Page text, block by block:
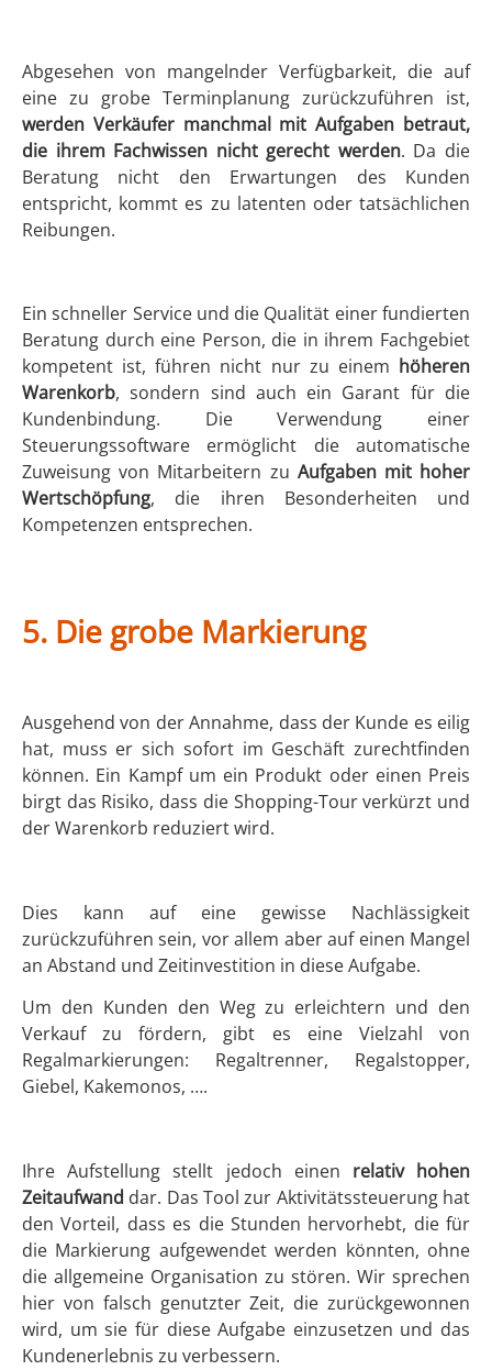
Abgesehen von mangelnder Verfügbarkeit, die auf
eine zu grobe Terminplanung zurückzuführen ist,
werden Verkäufer manchmal mit Aufgaben betraut,
die ihrem Fachwissen nicht gerecht werden. Da die
Beratung nicht den Erwartungen des Kunden
entspricht, kommt es zu latenten oder tatsächlichen
Reibungen.
Ein schneller Service und die Qualität einer fundierten
Beratung durch eine Person, die in ihrem Fachgebiet
kompetent ist, führen nicht nur zu einem höheren
Warenkorb, sondern sind auch ein Garant für die
Kundenbindung. Die Verwendung einer
Steuerungssoftware ermöglicht die automatische
Zuweisung von Mitarbeitern zu Aufgaben mit hoher
Wertschöpfung, die ihren Besonderheiten und
Kompetenzen entsprechen.
5. Die grobe Markierung
Ausgehend von der Annahme, dass der Kunde es eilig
hat, muss er sich sofort im Geschäft zurechtfinden
können. Ein Kampf um ein Produkt oder einen Preis
birgt das Risiko, dass die Shopping-Tour verkürzt und
der Warenkorb reduziert wird.
Dies kann auf eine gewisse Nachlässigkeit
zurückzuführen sein, vor allem aber auf einen Mangel
an Abstand und Zeitinvestition in diese Aufgabe.
Um den Kunden den Weg zu erleichtern und den
Verkauf zu fördern, gibt es eine Vielzahl von
Regalmarkierungen: Regaltrenner, Regalstopper,
Giebel, Kakemonos, ….
Ihre Aufstellung stellt jedoch einen relativ hohen
Zeitaufwand dar. Das Tool zur Aktivitätssteuerung hat
den Vorteil, dass es die Stunden hervorhebt, die für
die Markierung aufgewendet werden könnten, ohne
die allgemeine Organisation zu stören. Wir sprechen
hier von falsch genutzter Zeit, die zurückgewonnen
wird, um sie für diese Aufgabe einzusetzen und das
Kundenerlebnis zu verbessern.